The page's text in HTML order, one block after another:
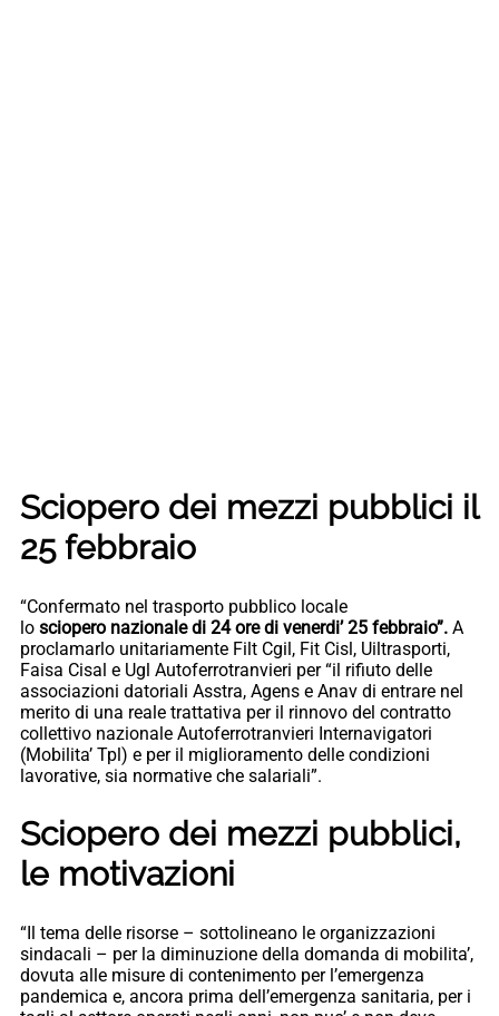
Sciopero dei mezzi pubblici il
25 febbraio
“Confermato nel trasporto pubblico locale
lo sciopero nazionale di 24 ore di venerdi’ 25 febbraio”. A
proclamarlo unitariamente Filt Cgil, Fit Cisl, Uiltrasporti,
Faisa Cisal e Ugl Autoferrotranvieri per “il rifiuto delle
associazioni datoriali Asstra, Agens e Anav di entrare nel
merito di una reale trattativa per il rinnovo del contratto
collettivo nazionale Autoferrotranvieri Internavigatori
(Mobilita’ Tpl) e per il miglioramento delle condizioni
lavorative, sia normative che salariali”.
Sciopero dei mezzi pubblici,
le motivazioni
“Il tema delle risorse – sottolineano le organizzazioni
sindacali – per la diminuzione della domanda di mobilita’,
dovuta alle misure di contenimento per l’emergenza
pandemica e, ancora prima dell’emergenza sanitaria, per i